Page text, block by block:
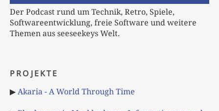
Der Podcast rund um Technik, Retro, Spiele,
Softwareentwicklung, freie Software und weitere
Themen aus seeseekeys Welt.
PROJEKTE
▶Akaria - A World Through Time